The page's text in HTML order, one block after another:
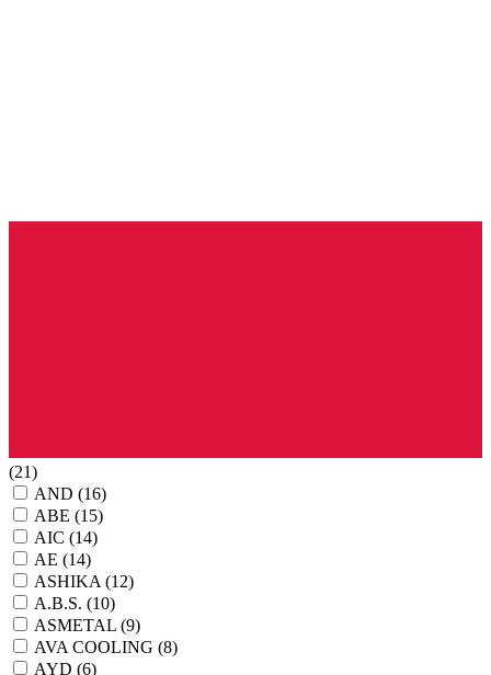
(21)
AND (16)
ABE (15)
AIC (14)
AE (14)
ASHIKA (12)
A.B.S. (10)
ASMETAL (9)
AVA COOLING (8)
AYD (6)